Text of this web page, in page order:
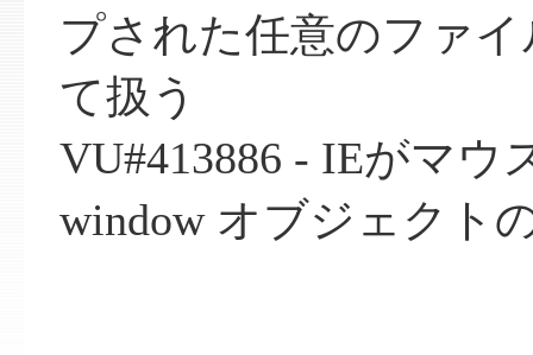
プされた任意のファ
て扱う
VU#413886 - IEがマウ
window オブジェクト